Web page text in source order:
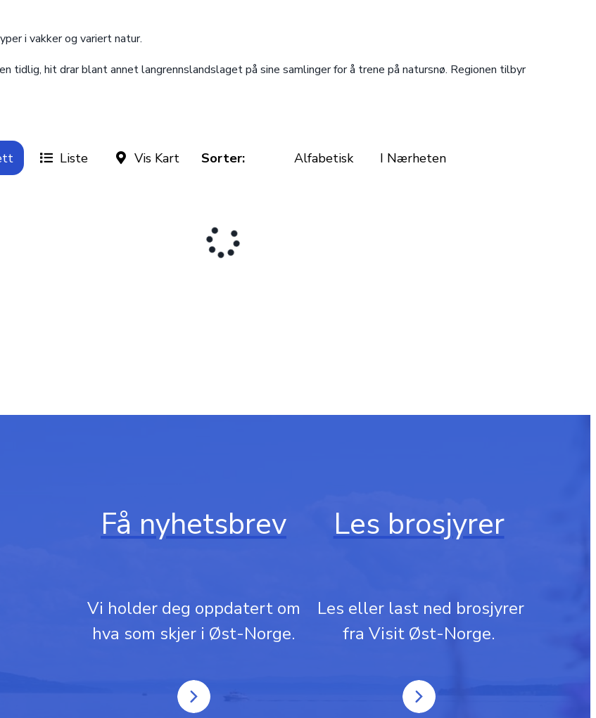
i vakker og variert natur.
tidlig, hit drar blant annet langrennslandslaget på sine samlinger for å trene på natursnø. Regionen tilbyr
Liste Vis Kart Sorter: Alfabetisk I Nærheten
Få nyhetsbrev
Vi holder deg oppdatert om
hva som skjer i Øst-Norge.
Les brosjyrer
‎ Les eller last ned brosjyrer
fra Visit Øst-Norge.